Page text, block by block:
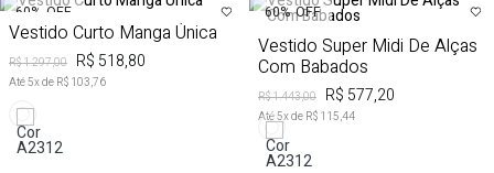
60% OFF
Vestido Curto Manga Única
R$ 1.297,00 R$ 518,80
Até5x de R$ 103,76
60% OFF
Vestido Super Midi De Alças
Com Babados
R$ 1.443,00 R$ 577,20
Até5x de R$ 115,44